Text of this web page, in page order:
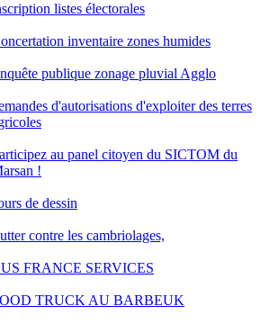
listes électorales
inventaire zones humides
publique zonage pluvial Agglo
d'autorisations d'exploiter des terres
au panel citoyen du SICTOM du
!
de dessin
contre les cambriolages,
FRANCE SERVICES
TRUCK AU BARBEUK